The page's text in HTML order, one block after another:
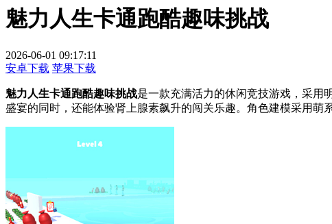
魅力人生卡通跑酷趣味挑战
2026-06-01 09:17:11
安卓下载 苹果下载
魅力人生卡通跑酷趣味挑战是一款充满活力的休闲竞技游戏，采用
盛宴的同时，还能体验肾上腺素飙升的闯关乐趣。角色建模采用